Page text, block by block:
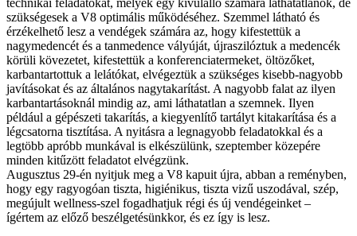
szükségesek a V8 optimális működéséhez. Szemmel látható és
érzékelhető lesz a vendégek számára az, hogy kifestettük a
nagymedencét és a tanmedence vályúját, újraszilóztuk a medencék
körüli kövezetet, kifestettük a konferenciatermeket, öltözőket,
karbantartottuk a lelátókat, elvégeztük a szükséges kisebb-nagyobb
javításokat és az általános nagytakarítást. A nagyobb falat az ilyen
karbantartásoknál mindig az, ami láthatatlan a szemnek. Ilyen
például a gépészeti takarítás, a kiegyenlítő tartályt kitakarítása és a
légcsatorna tisztítása. A nyitásra a legnagyobb feladatokkal és a
legtöbb apróbb munkával is elkészülünk, szeptember közepére
minden kitűzött feladatot elvégzünk.
Augusztus 29-én nyitjuk meg a V8 kapuit újra, abban a reményben,
hogy egy ragyogóan tiszta, higiénikus, tiszta vizű uszodával, szép,
megújult wellness-szel fogadhatjuk régi és új vendégeinket –
ígértem az előző beszélgetésünkkor, és ez így is lesz.